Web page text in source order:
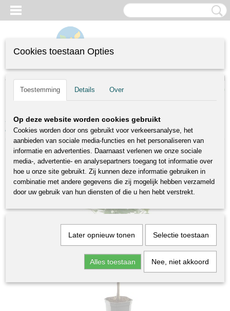
Inloggen
(0)
Home>Fruitbomen> Laagstambomen>Prunus avium Kordia | zoete
donkere kers | Ø 24 cm
Cookies toestaan Opties
Toestemming Details Over
Op deze website worden cookies gebruikt
Cookies worden door ons gebruikt voor verkeersanalyse, het
aanbieden van sociale media-functies en het personaliseren van
informatie en advertenties. Daarnaast verlenen we onze sociale
media-, advertentie- en analysepartners toegang tot informatie over
hoe u onze site gebruikt. Zij kunnen deze informatie gebruiken in
combinatie met andere gegevens die zij mogelijk hebben verzameld
door uw gebruik van hun diensten of die u hen hebt verstrekt.
Later opnieuw tonen Selectie toestaan
Alles toestaan Nee, niet akkoord